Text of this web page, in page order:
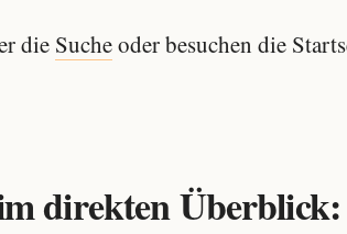
die Sucheoder besuchen die
direkten Überblick: